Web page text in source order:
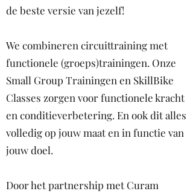
de beste versie van jezelf!
We combineren circuittraining met
functionele (groeps)trainingen. Onze
Small Group Trainingen en SkillBike
Classes zorgen voor functionele kracht
en conditieverbetering. En ook dit alles
volledig op jouw maat en in functie van
jouw doel.
Door het partnership met Curam